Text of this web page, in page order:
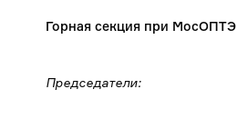
Горная секция при МосОПТЭ
Председатели: